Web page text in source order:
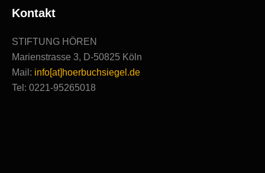
Kontakt
STIFTUNG HÖREN
Marienstrasse 3, D-50825 Köln
Mail: info[at]hoerbuchsiegel.de
Tel: 0221-95265018